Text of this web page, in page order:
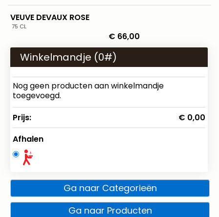
VEUVE DEVAUX ROSE
75 CL
€ 66,00
Winkelmandje (0#)
Nog geen producten aan winkelmandje
toegevoegd.
Prijs:
€ 0,00
Afhalen
Ga naar Categorieën
Ga naar Producten